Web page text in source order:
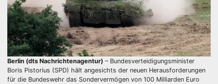
Berlin (dts Nachrichtenagentur) – Bundesverteidigungsminister
Boris Pistorius (SPD) hält angesichts der neuen Herausforderungen
für die Bundeswehr das Sondervermögen von 100 Milliarden Euro